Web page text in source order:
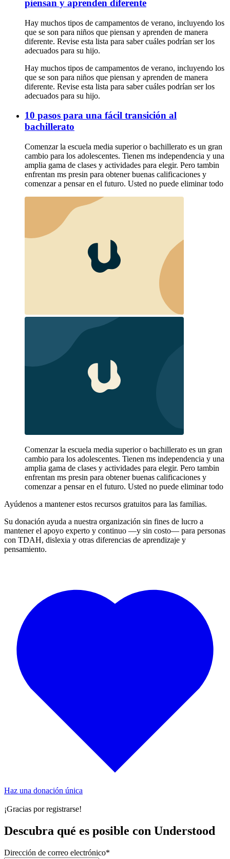
piensan y aprenden diferente
Hay muchos tipos de campamentos de verano, incluyendo los
que se son para niños que piensan y aprenden de manera
diferente. Revise esta lista para saber cuáles podrían ser los
adecuados para su hijo.
Hay muchos tipos de campamentos de verano, incluyendo los
que se son para niños que piensan y aprenden de manera
diferente. Revise esta lista para saber cuáles podrían ser los
adecuados para su hijo.
10 pasos para una fácil transición al
bachillerato
Comenzar la escuela media superior o bachillerato es un gran
cambio para los adolescentes. Tienen ms independencia y una
amplia gama de clases y actividades para elegir. Pero tambin
enfrentan ms presin para obtener buenas calificaciones y
comenzar a pensar en el futuro. Usted no puede eliminar todo
Comenzar la escuela media superior o bachillerato es un gran
cambio para los adolescentes. Tienen ms independencia y una
amplia gama de clases y actividades para elegir. Pero tambin
enfrentan ms presin para obtener buenas calificaciones y
comenzar a pensar en el futuro. Usted no puede eliminar todo
Ayúdenos a mantener estos recursos gratuitos para las familias.
Su donación ayuda a nuestra organización sin fines de lucro a
mantener el apoyo experto y continuo —y sin costo— para personas
con TDAH, dislexia y otras diferencias de aprendizaje y
pensamiento.
Haz una donación única
¡Gracias por registrarse!
Descubra qué es posible con Understood
Dirección de correo electrónico*